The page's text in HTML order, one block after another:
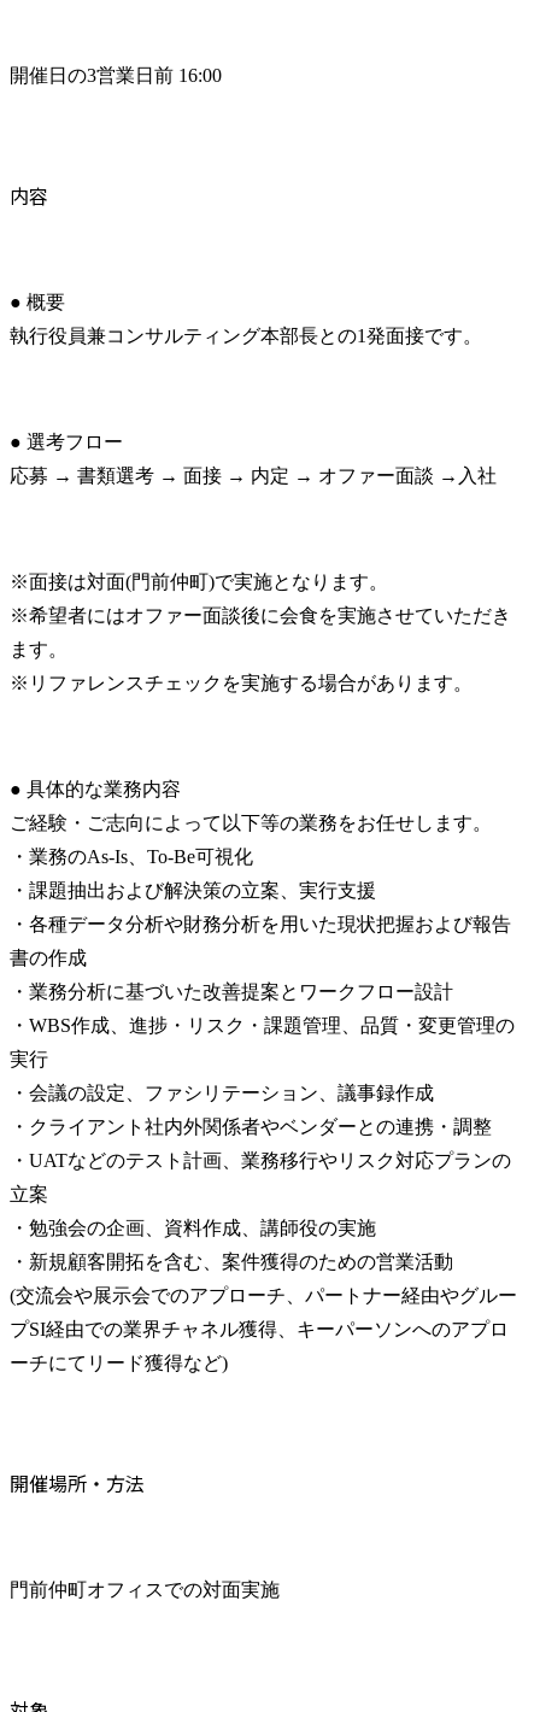
開催日の3営業日前 16:00
内容
● 概要
執行役員兼コンサルティング本部長との1発面接です。
● 選考フロー
応募 → 書類選考 → 面接 → 内定 → オファー面談 →入社
※面接は対面(門前仲町)で実施となります。
※希望者にはオファー面談後に会食を実施させていただき
ます。
※リファレンスチェックを実施する場合があります。
● 具体的な業務内容
ご経験・ご志向によって以下等の業務をお任せします。
・業務のAs-Is、To-Be可視化
・課題抽出および解決策の立案、実行支援
・各種データ分析や財務分析を用いた現状把握および報告
書の作成
・業務分析に基づいた改善提案とワークフロー設計
・WBS作成、進捗・リスク・課題管理、品質・変更管理の
実行
・会議の設定、ファシリテーション、議事録作成
・クライアント社内外関係者やベンダーとの連携・調整
・UATなどのテスト計画、業務移行やリスク対応プランの
立案
・勉強会の企画、資料作成、講師役の実施
・新規顧客開拓を含む、案件獲得のための営業活動
(交流会や展示会でのアプローチ、パートナー経由やグルー
プSI経由での業界チャネル獲得、キーパーソンへのアプロ
ーチにてリード獲得など)
開催場所・方法
門前仲町オフィスでの対面実施